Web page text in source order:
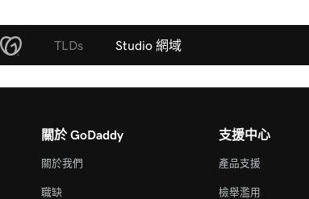
TLDs Studio 網域
關於 GoDaddy
關於我們
職缺
支援中心
產品支援
檢舉濫用